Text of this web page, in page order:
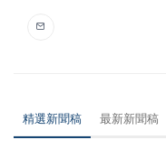
精選新聞稿 最新新聞稿